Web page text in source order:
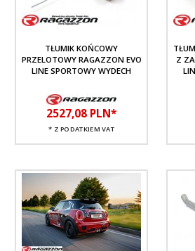
TŁUMIK KOŃCOWY
PRZELOTOWY RAGAZZON EVO
LINE SPORTOWY WYDECH
2527,08 PLN*
* Z PODATKIEM VAT
Z